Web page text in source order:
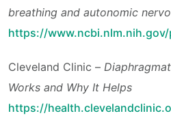
breathing and autonomic
https://
Cleveland Clinic –
Works and Why It Helps
https://